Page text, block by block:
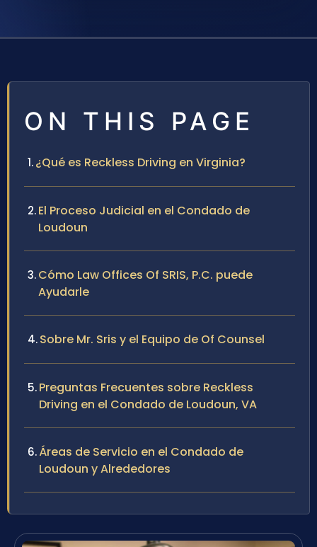
ON THIS PAGE
¿Qué es Reckless Driving en Virginia?
El Proceso Judicial en el Condado de
Loudoun
Cómo Law Offices Of SRIS, P.C. puede
Ayudarle
Sobre Mr. Sris y el Equipo de Of Counsel
Preguntas Frecuentes sobre Reckless
Driving en el Condado de Loudoun, VA
Áreas de Servicio en el Condado de
Loudoun y Alrededores